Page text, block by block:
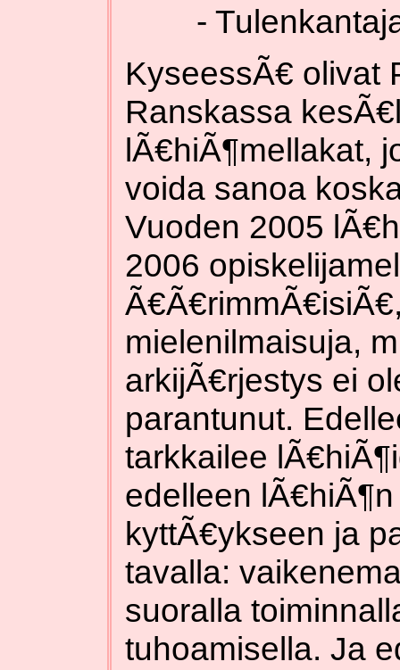
-
KyseessÃ€ olivat
Ranskassa
lÃ€hiÃ¶mellakat,
voida sanoa
Vuoden 2005
2006
mielenilmaisuja,
arkijÃ€rjestys ei
parantunut.
tarkkailee
edelleen
kyttÃ€ykseen ja
tavalla:
suoralla
tuhoamisella. Ja